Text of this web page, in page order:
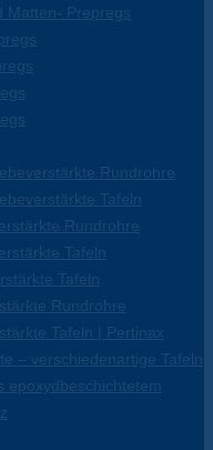
Matten- Prepregs
Rundrohre
Tafeln
Rundrohre
Tafeln
Tafeln
Rundrohre
Tafeln | Pertinax
– verschiedenartige Tafeln
epoxydbeschichtetem